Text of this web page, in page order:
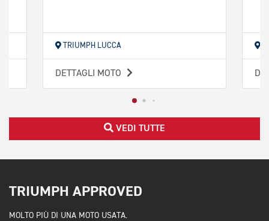
TRIUMPH LUCCA
DETTAGLI MOTO
VEDI TUTTE
TRIUMPH APPROVED
MOLTO PIÙ DI UNA MOTO USATA.